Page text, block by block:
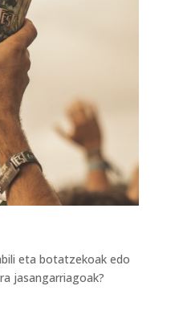
eta botatzekoak edo
jasangarriagoak?